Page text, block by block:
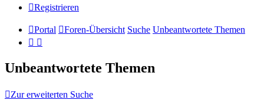
Registrieren
Portal Foren-Übersicht Suche Unbeantwortete Themen
Unbeantwortete Themen
Zur erweiterten Suche